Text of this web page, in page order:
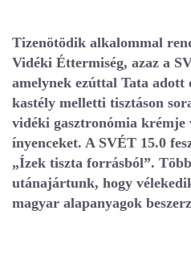
Tizenötödik alkalommal
Vidéki Éttermiség, azaz a
amelynek ezúttal Tata
kastély melletti tisztáson
vidéki gasztronómia krémje
ínyenceket. A SVÉT 15.0
„Ízek tiszta forrásból”.
utánajártunk, hogy
magyar alapanyagok